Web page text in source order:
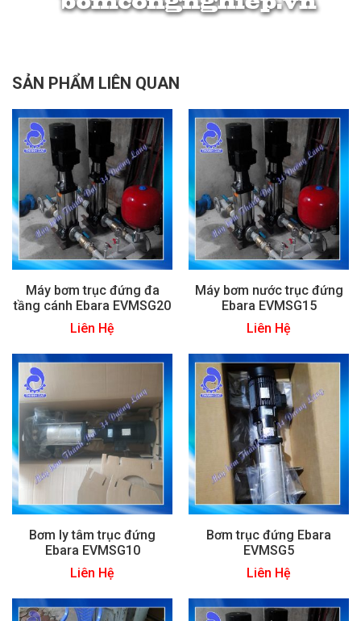
SẢN PHẨM LIÊN QUAN
Máy bơm trục đứng đa
tầng cánh Ebara EVMSG20
Liên Hệ
Máy bơm nước trục đứng
Ebara EVMSG15
Liên Hệ
Bơm ly tâm trục đứng
Ebara EVMSG10
Liên Hệ
Bơm trục đứng Ebara
EVMSG5
Liên Hệ